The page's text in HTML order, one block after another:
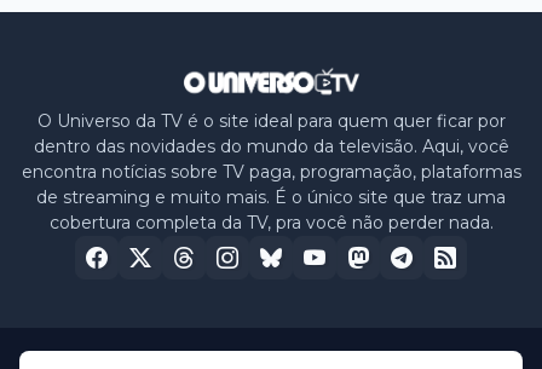
O Universo da TV é o site ideal para quem quer ficar por
dentro das novidades do mundo da televisão. Aqui, você
encontra notícias sobre TV paga, programação, plataformas
de streaming e muito mais. É o único site que traz uma
cobertura completa da TV, pra você não perder nada.